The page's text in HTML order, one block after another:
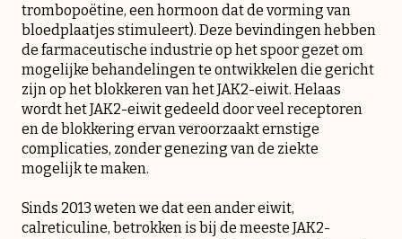
trombopoëtine, een hormoon dat de vorming van
bloedplaatjes stimuleert). Deze bevindingen hebben
de farmaceutische industrie op het spoor gezet om
mogelijke behandelingen te ontwikkelen die gericht
zijn op het blokkeren van het JAK2-eiwit. Helaas
wordt het JAK2-eiwit gedeeld door veel receptoren
en de blokkering ervan veroorzaakt ernstige
complicaties, zonder genezing van de ziekte
mogelijk te maken.
Sinds 2013 weten we dat een ander eiwit,
calreticuline, betrokken is bij de meeste JAK2-